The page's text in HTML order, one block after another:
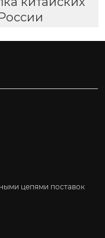
цепями поставок